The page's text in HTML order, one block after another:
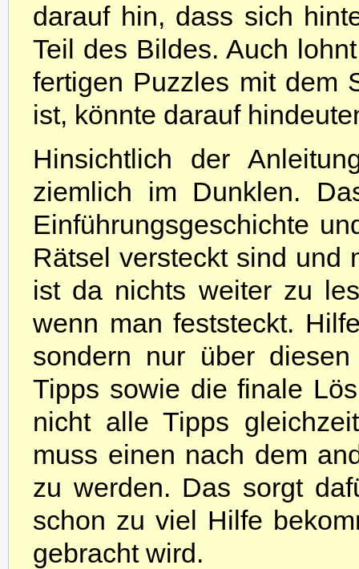
darauf hin, dass sich
Teil des Bildes. Auch
fertigen Puzzles mit dem
ist, könnte darauf
Hinsichtlich der
ziemlich im Dunklen.
Einführungsgeschichte
Rätsel versteckt sind und
ist da nichts weiter zu
wenn man feststeckt.
sondern nur über
Tipps sowie die finale
nicht alle Tipps
muss einen nach dem
zu werden. Das sorgt
schon zu viel Hilfe
gebracht wird.